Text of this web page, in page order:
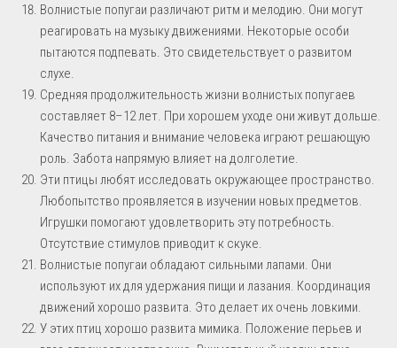
Волнистые попугаи различают ритм и мелодию. Они могут
реагировать на музыку движениями. Некоторые особи
пытаются подпевать. Это свидетельствует о развитом
слухе.
Средняя продолжительность жизни волнистых попугаев
составляет 8–12 лет. При хорошем уходе они живут дольше.
Качество питания и внимание человека играют решающую
роль. Забота напрямую влияет на долголетие.
Эти птицы любят исследовать окружающее пространство.
Любопытство проявляется в изучении новых предметов.
Игрушки помогают удовлетворить эту потребность.
Отсутствие стимулов приводит к скуке.
Волнистые попугаи обладают сильными лапами. Они
используют их для удержания пищи и лазания. Координация
движений хорошо развита. Это делает их очень ловкими.
У этих птиц хорошо развита мимика. Положение перьев и